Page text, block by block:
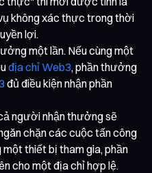
không xác thực trong thời
lợi.
một lần. Nếu cùng một
địa chỉ Web3, phần thưởng
đủ điều kiện nhận phần
người nhận thưởng sẽ
chặn các cuộc tấn công
một thiết bị tham gia, phần
cho một địa chỉ hợp lệ.